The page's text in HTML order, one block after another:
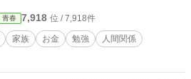
青春 7,918 位 / 7,918件
家族 お金 勉強
人間関係